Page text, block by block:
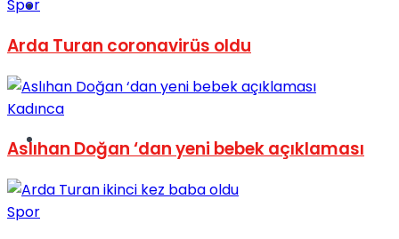
Podcast
Spor
Arda Turan coronavirüs oldu
Kadınca
Aslıhan Doğan ‘dan yeni bebek açıklaması
Spor